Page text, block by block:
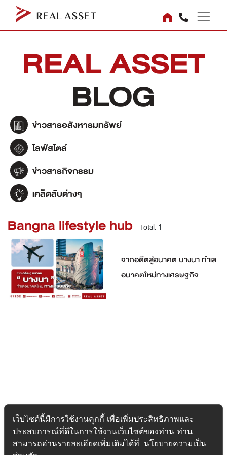
REAL ASSET
BLOG
ข่าวสารอสังหาริมทรัพย์
ไลฟ์สไตล์
ข่าวสารกิจกรรม
เคล็ดลับต่างๆ
Bangna lifestyle hub Total: 1
จากอดีตสู่อนาคต บางนา ทำเล
อนาคตใหม่ทางเศรษฐกิจ
เว็บไซต์นี้มีการใช้งานคุกกี้ เพื่อเพิ่มประสิทธิภาพและ
ประสบการณ์ที่ดีในการใช้งานเว็บไซต์ของท่าน ท่าน
สามารถอ่านรายละเอียดเพิ่มเติมได้ที่ นโยบายความเป็น